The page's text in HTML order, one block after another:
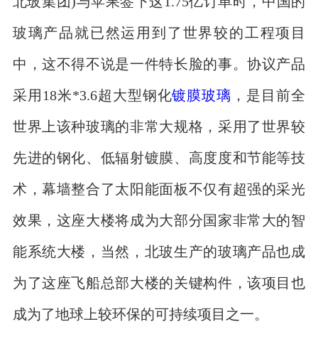
玻璃产品就已然运用到了世界较的工程项目
中，这不得不说是一件特长脸的事。协议产品
采用18米*3.6超大型钢化镀膜玻璃 ，是目前全
世界上该种玻璃的非常大规格，采用了世界较
先进的钢化、低辐射镀膜、高度度和节能等技
术，幕墙整合了太阳能面板不仅有超强的采光
效果，这座大楼将成为大部分国家非常大的智
能系统大楼，当然，北玻生产的玻璃产品也成
为了这座飞船总部大楼的关键构件，该项目也
成为了地球上较环保的可持续项目之一。